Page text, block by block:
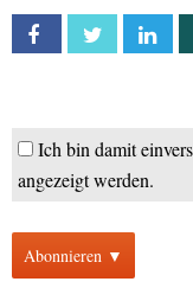
Facebook Twitter
Ich bin damit
angezeigt werden.
Abonnieren ▼